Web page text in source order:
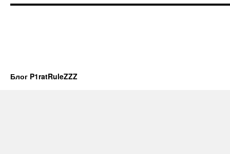
Блог P1ratRuleZZZ